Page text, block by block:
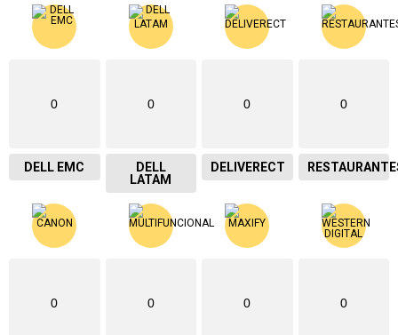
0
DELL EMC
0
DELL
LATAM
0
DELIVERECT
0
0 0 0 0